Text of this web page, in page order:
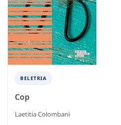
BELETRIA
Cop
Laetitia Colombani